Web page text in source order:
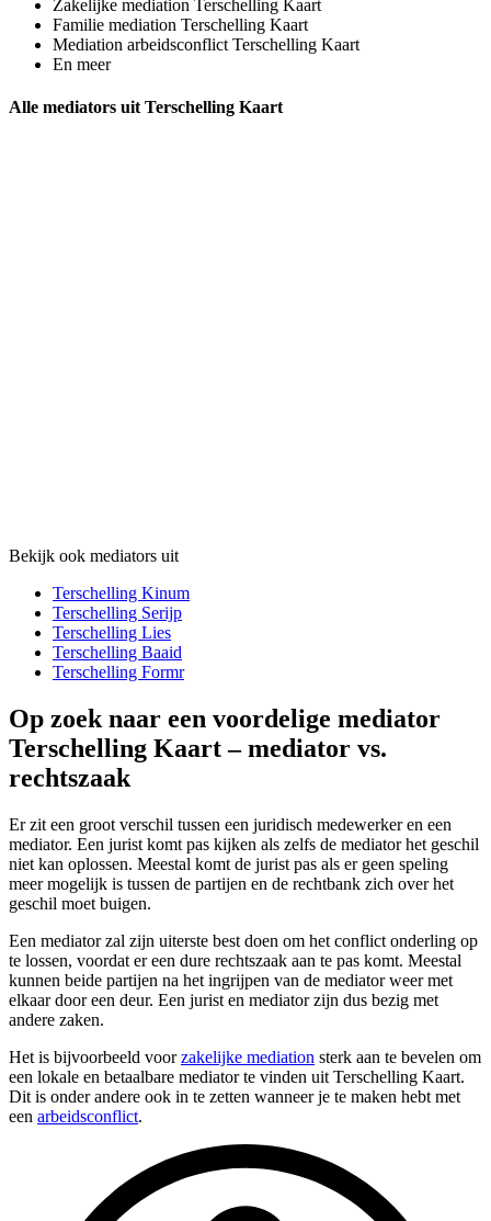
Zakelijke mediation Terschelling Kaart
Familie mediation Terschelling Kaart
Mediation arbeidsconflict Terschelling Kaart
En meer
Alle mediators uit Terschelling Kaart
Bekijk ook mediators uit
Terschelling Kinum
Terschelling Serijp
Terschelling Lies
Terschelling Baaid
Terschelling Formr
Op zoek naar een voordelige mediator
Terschelling Kaart – mediator vs.
rechtszaak
Er zit een groot verschil tussen een juridisch medewerker en een
mediator. Een jurist komt pas kijken als zelfs de mediator het geschil
niet kan oplossen. Meestal komt de jurist pas als er geen speling
meer mogelijk is tussen de partijen en de rechtbank zich over het
geschil moet buigen.
Een mediator zal zijn uiterste best doen om het conflict onderling op
te lossen, voordat er een dure rechtszaak aan te pas komt. Meestal
kunnen beide partijen na het ingrijpen van de mediator weer met
elkaar door een deur. Een jurist en mediator zijn dus bezig met
andere zaken.
Het is bijvoorbeeld voorzakelijke mediation sterk aan te bevelen om
een lokale en betaalbare mediator te vinden uit Terschelling Kaart.
Dit is onder andere ook in te zetten wanneer je te maken hebt met
een arbeidsconflict.